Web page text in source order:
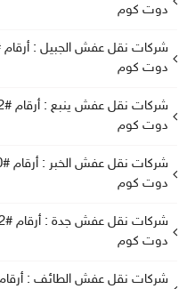
دوت كوم
دوت كوم
دوت كوم
دوت كوم
دوت كوم